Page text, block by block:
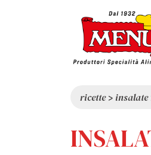
ricette> insalate